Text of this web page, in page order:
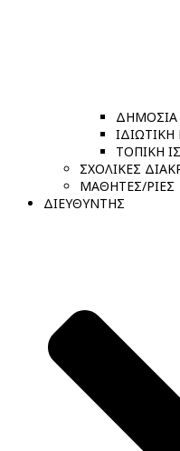
ΔΗΜΟΣΙΑ
ΤΟΠΙΚΗ
ΣΧΟΛΙΚΕΣ
ΜΑΘΗΤΕΣ/ΡΙΕΣ
ΔΙΕΥΘΥΝΤΗΣ